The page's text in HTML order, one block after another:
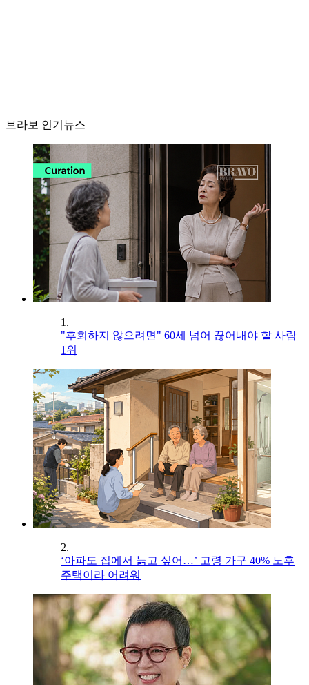
브라보 인기뉴스
1.
"후회하지 않으려면" 60세 넘어 끊어내야 할 사람
1위
2.
‘아파도 집에서 늙고 싶어…’ 고령 가구 40% 노후
주택이라 어려워